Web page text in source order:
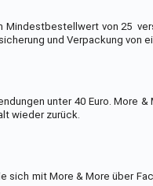
von 25 
und Verpackung von
unter 40 Euro. More &
wieder zurück.
sich mit More & More über